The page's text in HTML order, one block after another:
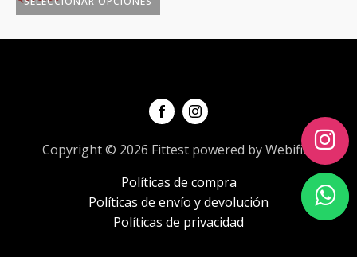
producto
opciones
Copyright © 2026 Fittest powered by Webifica
Políticas de compra
Políticas de envío y devolución
Políticas de privacidad